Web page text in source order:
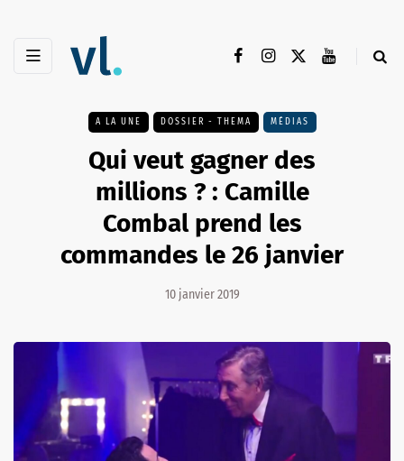
A LA UNE DOSSIER - THEMA MÉDIAS
Qui veut gagner des
millions ? : Camille
Combal prend les
commandes le 26 janvier
10 janvier 2019